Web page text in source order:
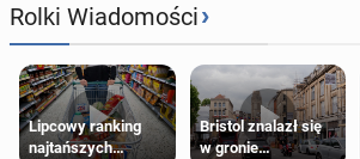
Rolki Wiadomości›
Lipcowy ranking
najtańszych
Bristol znalazł się
w gronie